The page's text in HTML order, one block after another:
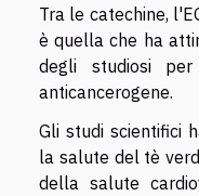
Tra le catechine,
è quella che ha
degli studiosi
anticancerogene.
Gli studi scientifici
la salute del tè
della salute